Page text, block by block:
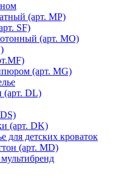
(арт. MР)
SF)
(арт. MO)
(арт. MG)
(арт. DL)
(арт. DK)
для детских кроваток
(арт. MD)